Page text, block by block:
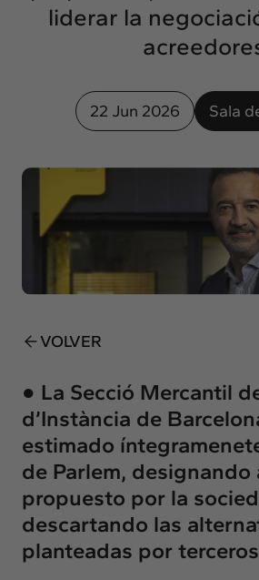
Intermèdia
Interrelación
Clientes
Intercambio
Contacto
info@intermedia.es
liderar la
22 Jun 2026 Sala
VOLVER
● La Secció Mercantil
d’Instància de
estimado
de Parlem, designando
propuesto por la
descartando las
planteadas por terceros